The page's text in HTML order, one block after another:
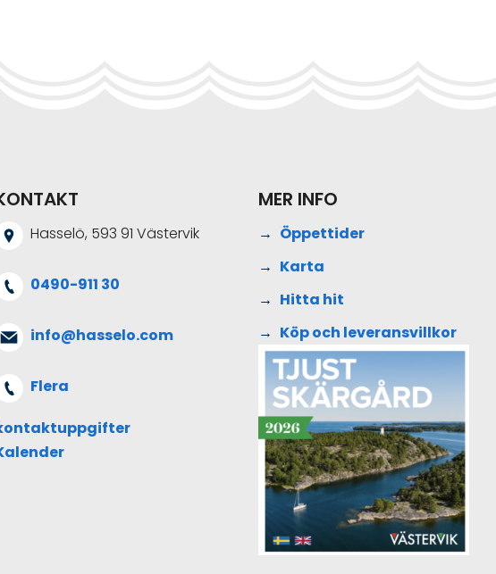
Hasselö, 593 91 Västervik
0490-911 30
info@hasselo.com
Flera
MER INFO
Öppettider
Karta
Hitta hit
Köp och leveransvillkor